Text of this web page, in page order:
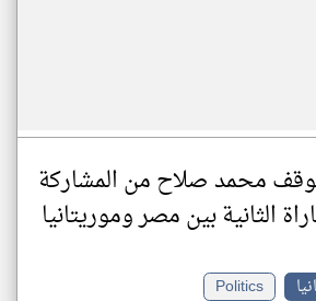
محمد صلاح من المشاركة
الثانية بين مصر وموريتانيا
Politics